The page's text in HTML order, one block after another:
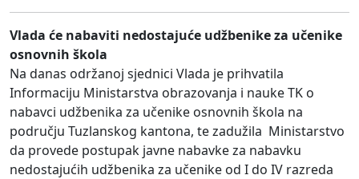
Vlada će nabaviti nedostajuće udžbenike za učenike
osnovnih škola
Na danas održanoj sjednici Vlada je prihvatila
Informaciju Ministarstva obrazovanja i nauke TK o
nabavci udžbenika za učenike osnovnih škola na
području Tuzlanskog kantona, te zadužila Ministarstvo
da provede postupak javne nabavke za nabavku
nedostajućih udžbenika za učenike od I do IV razreda